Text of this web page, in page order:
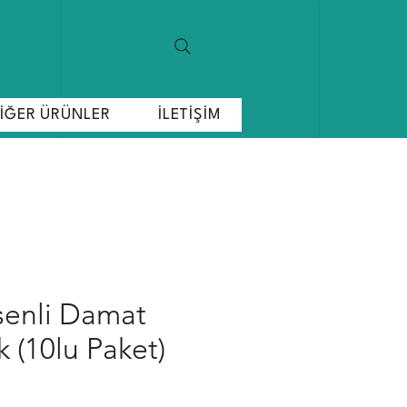
ÜRÜNLER İLETİŞİM
Damat
(10lu Paket)